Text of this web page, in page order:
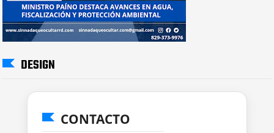
DESIGN
CONTACTO